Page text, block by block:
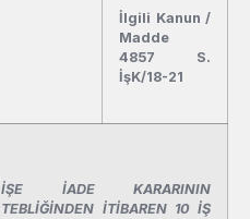
İlgili Kanun /
Madde
4857 S.
İşK/18-21
İŞE İADE KARARININ
TEBLİĞİNDEN İTİBAREN 10 İŞ